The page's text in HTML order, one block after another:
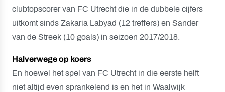
clubtopscorer van FC Utrecht die in de dubbele cijfers
uitkomt sinds Zakaria Labyad (12 treffers) en Sander
van de Streek (10 goals) in seizoen 2017/2018.
Halverwege op koers
En hoewel het spel van FC Utrecht in die eerste helft
niet altijd even sprankelend is en het in Waalwijk